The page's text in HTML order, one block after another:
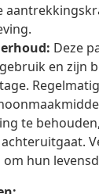
Deze
en zijn
te
om hun